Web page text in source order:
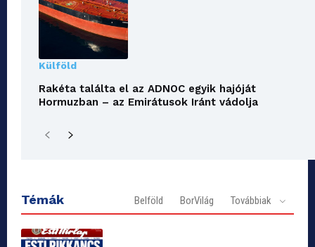
Külföld
Rakéta találta el az ADNOC egyik hajóját
Hormuzban – az Emirátusok Iránt vádolja
Témák Belföld BorVilág Továbbiak